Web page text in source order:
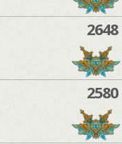
2648
2580